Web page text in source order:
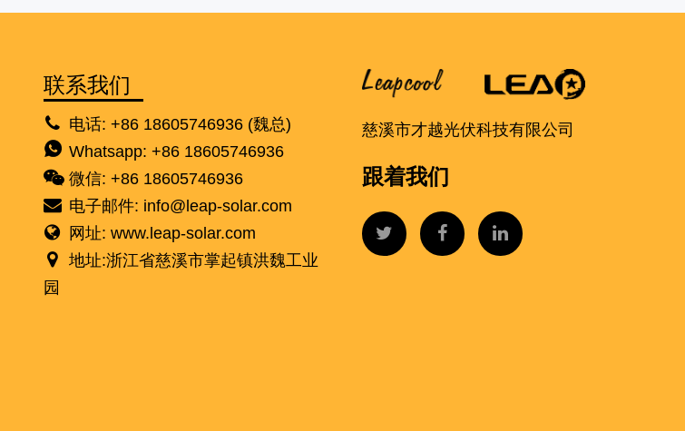
联系我们
电话: +86 18605746936 (魏总)
Whatsapp: +86 18605746936
微信: +86 18605746936
电子邮件: info@leap-solar.com
网址: www.leap-solar.com
地址:浙江省慈溪市掌起镇洪魏工业
园
慈溪市才越光伏科技有限公司
跟着我们